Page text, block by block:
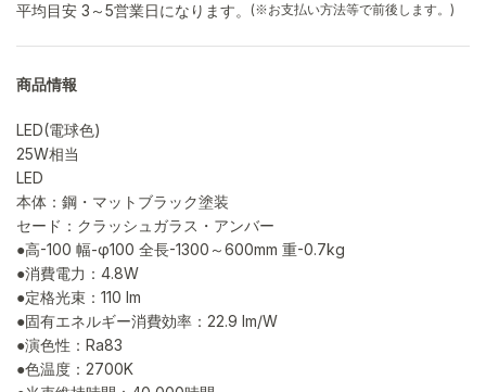
平均目安 3～5営業日になります。
(※お支払い方法等で前後します。)
商品情報
LED(電球色)
25W相当
LED
本体：鋼・マットブラック塗装
セード：クラッシュガラス・アンバー
●高-100 幅-φ100 全長-1300～600mm 重-0.7kg
●消費電力：4.8W
●定格光束：110 lm
●固有エネルギー消費効率：22.9 lm/W
●演色性：Ra83
●色温度：2700K